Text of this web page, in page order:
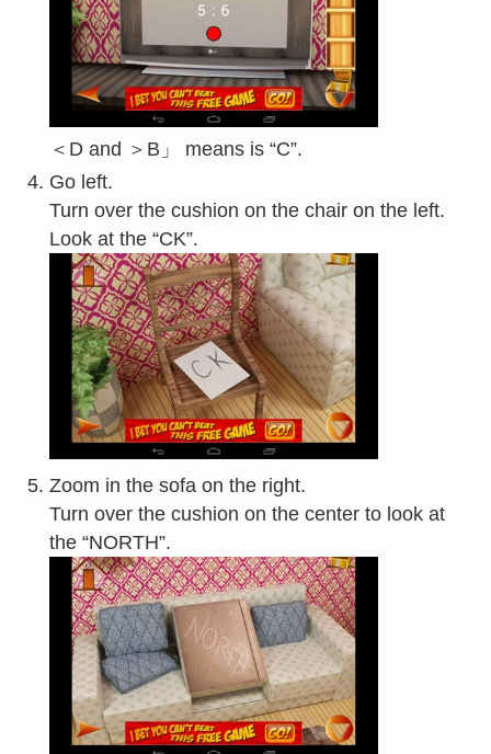
＜D and ＞B」 means is “C”.
Go left.
Turn over the cushion on the chair on the left.
Look at the “CK”.
Zoom in the sofa on the right.
Turn over the cushion on the center to look at
the “NORTH”.